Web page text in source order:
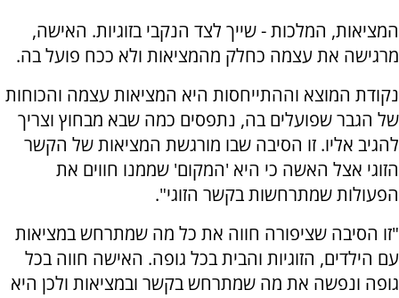
המציאות, המלכות - שייך לצד הנקבי בזוגיות. האישה,
מרגישה את עצמה כחלק מהמציאות ולא ככח פועל בה.
נקודת המוצא וההתייחסות היא המציאות עצמה והכוחות
של הגבר שפועלים בה, נתפסים כמה שבא מבחוץ וצריך
להגיב אליו. זו הסיבה שבו מורגשת המציאות של הקשר
הזוגי אצל האשה כי היא 'המקום' שממנו חווים את
הפעולות שמתרחשות בקשר הזוגי".
"זו הסיבה שציפורה חווה את כל מה שמתרחש במציאות
עם הילדים, הזוגיות והבית בכל גופה. האישה חווה בכל
גופה ונפשה את מה שמתרחש בקשר ובמציאות ולכן היא